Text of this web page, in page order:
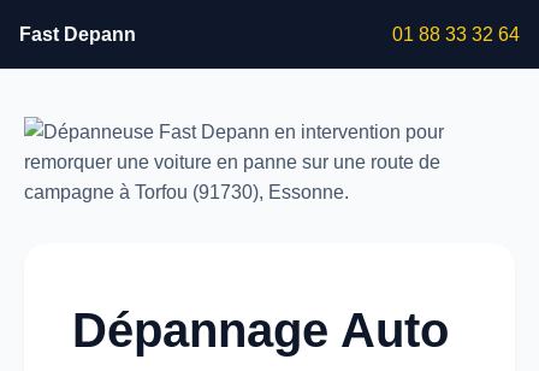
Fast Depann 01 88 33 32 64
Dépannage Auto